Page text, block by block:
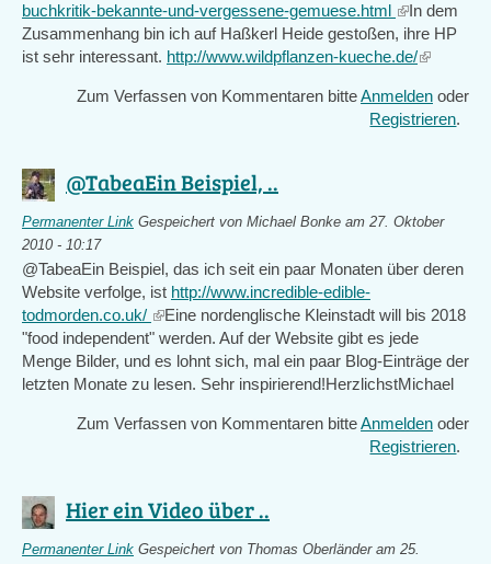
buchkritik-bekannte-und-vergessene-gemuese.html (link
is
external)
In dem
Zusammenhang bin ich auf Haßkerl Heide gestoßen, ihre HP
ist sehr interessant. http://www.wildpflanzen-kueche.de/(link
external)
Zum Verfassen von Kommentaren bitteAnmelden oder
Registrieren.
@TabeaEin Beispiel, ..
Permanenter Link Gespeichert von Michael Bonke am 27. Oktober
2010 - 10:17
@TabeaEin Beispiel, das ich seit ein paar Monaten über deren
Website verfolge, ist http://www.incredible-edible-
todmorden.co.uk/ (link
is
external)
Eine nordenglische Kleinstadt will bis 2018
"food independent" werden. Auf der Website gibt es jede
Menge Bilder, und es lohnt sich, mal ein paar Blog-Einträge der
letzten Monate zu lesen. Sehr inspirierend!HerzlichstMichael
Zum Verfassen von Kommentaren bitteAnmelden oder
Registrieren.
Hier ein Video über ..
Permanenter Link Gespeichert von Thomas Oberländeram 25.